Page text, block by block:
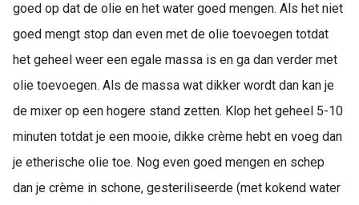
goed op dat de olie en het water goed mengen. Als het niet
goed mengt stop dan even met de olie toevoegen totdat
het geheel weer een egale massa is en ga dan verder met
olie toevoegen. Als de massa wat dikker wordt dan kan je
de mixer op een hogere stand zetten. Klop het geheel 5-10
minuten totdat je een mooie, dikke crème hebt en voeg dan
je etherische olie toe. Nog even goed mengen en schep
dan je crème in schone, gesteriliseerde (met kokend water